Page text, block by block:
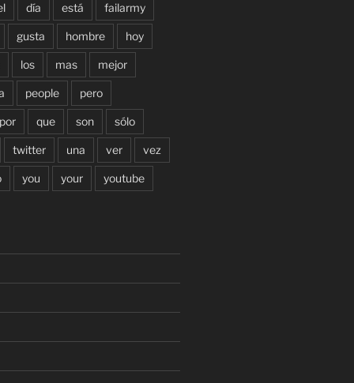
día está failarmy
gusta hombre hoy
los mas mejor
people pero
por que son sólo
twitter una ver vez
you your youtube